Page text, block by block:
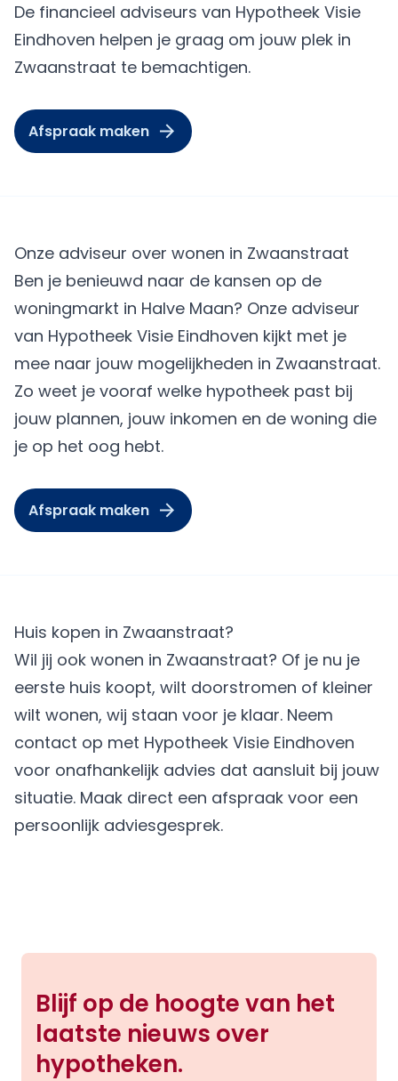
De financieel adviseurs van Hypotheek Visie
Eindhoven helpen je graag om jouw plek in
Zwaanstraat te bemachtigen.
Afspraak maken
Onze adviseur over wonen in Zwaanstraat
Ben je benieuwd naar de kansen op de
woningmarkt in Halve Maan? Onze adviseur
van Hypotheek Visie Eindhoven kijkt met je
mee naar jouw mogelijkheden in Zwaanstraat.
Zo weet je vooraf welke hypotheek past bij
jouw plannen, jouw inkomen en de woning die
je op het oog hebt.
Afspraak maken
Huis kopen in Zwaanstraat?
Wil jij ook wonen in Zwaanstraat? Of je nu je
eerste huis koopt, wilt doorstromen of kleiner
wilt wonen, wij staan voor je klaar. Neem
contact op met Hypotheek Visie Eindhoven
voor onafhankelijk advies dat aansluit bij jouw
situatie. Maak direct een afspraak voor een
persoonlijk adviesgesprek.
Blijf op de hoogte van het
laatste nieuws over
hypotheken.